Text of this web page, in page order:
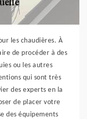
les chaudières. À
de procéder à des
ou les autres
qui sont très
des experts en la
de placer votre
des équipements